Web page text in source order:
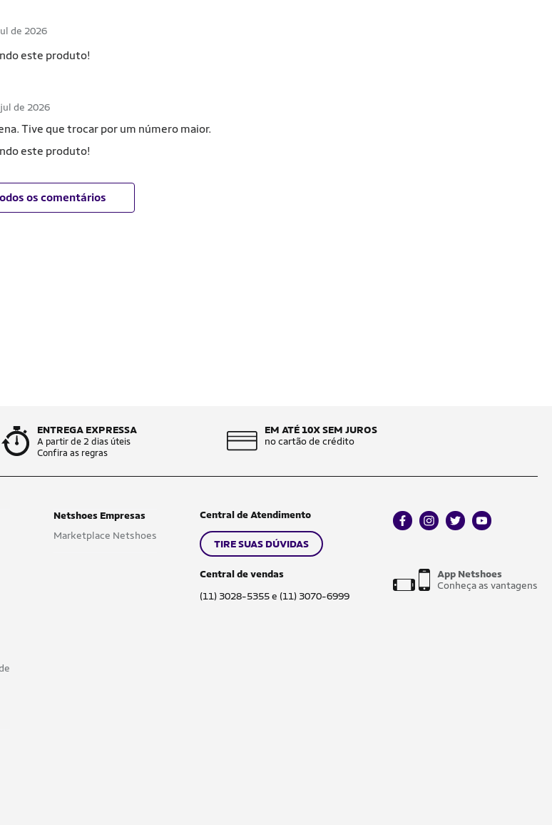
de 2026
este produto!
de 2026
Tive que trocar por um número maior.
este produto!
os comentários
ENTREGA EXPRESSA
A partir de 2 dias úteis
Confira as regras
EM ATÉ 10X SEM JUROS
no cartão de crédito
Netshoes Empresas
Marketplace Netshoes
Central de Atendimento
TIRE SUAS DÚVIDAS
Central de vendas
(11) 3028-5355 e (11) 3070-6999
facebookinstagram
twitteryoutube
App Netshoes
Conheça as vantagens